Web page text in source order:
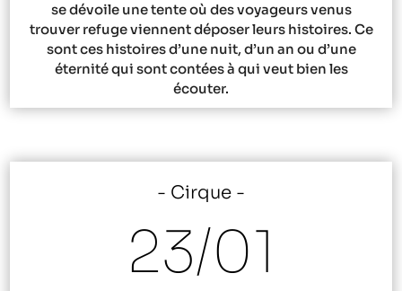
se dévoile une tente où des voyageurs venus
trouver refuge viennent déposer leurs histoires. Ce
sont ces histoires d’une nuit, d’un an ou d’une
éternité qui sont contées à qui veut bien les
écouter.
Cirque
23/01